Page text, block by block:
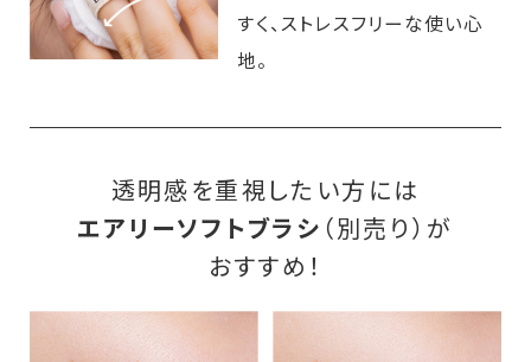
すく、ストレスフリーな使い心
地。
透明感を重視したい方には
エアリーソフトブラシ （別売り）が
おすすめ！